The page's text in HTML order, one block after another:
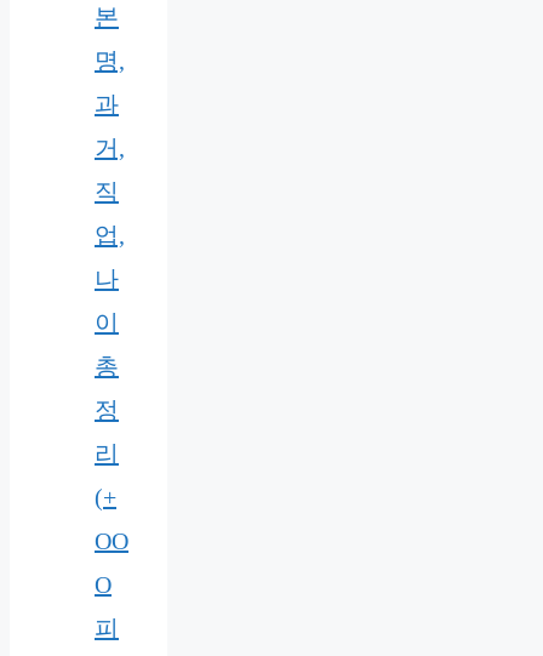
본
명,
과
거,
직
업,
나
이
총
정
리
(+
OO
O
피